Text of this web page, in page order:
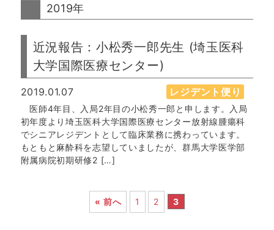
2019年
近況報告：小松秀一郎先生 (埼玉医科
大学国際医療センター)
2019.01.07 レジデント便り
医師4年目、入局2年目の小松秀一郎と申します。入局
初年度より埼玉医科大学国際医療センター放射線腫瘍科
でシニアレジデントとして臨床業務に携わっています。
もともと麻酔科を志望していましたが、群馬大学医学部
附属病院初期研修2 […]
« 前へ 1 2 3